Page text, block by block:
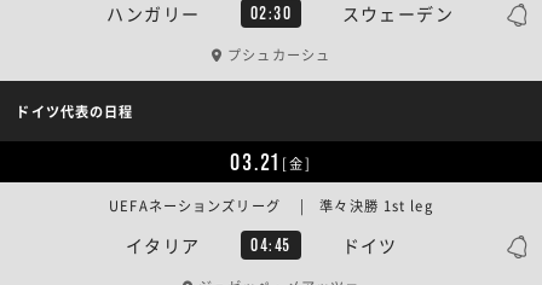
ハンガリー 02:30 スウェーデン
プシュカーシュ
ドイツ代表の日程
03.21 [金]
イタリア 04:45 ドイツ
UEFAネーションズリーグ | 準々決勝 1st leg